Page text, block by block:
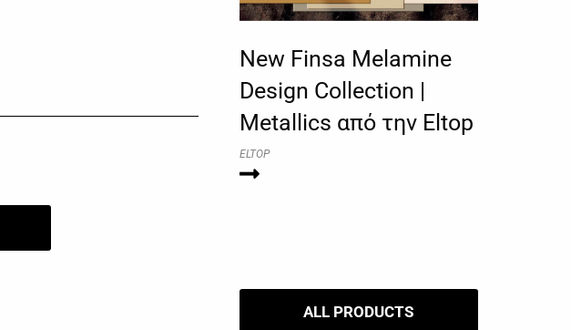
New Finsa Melamine
Design Collection |
Metallics από την Eltop
ELTOP
ALL PRODUCTS